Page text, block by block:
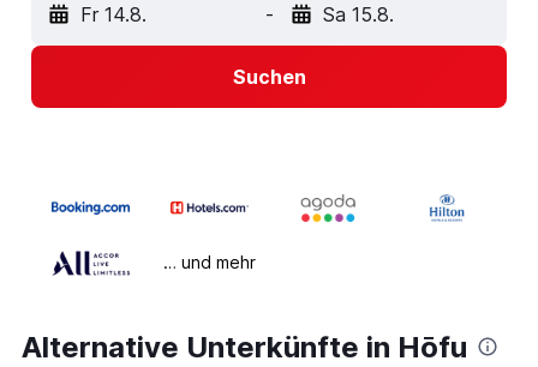
Fr 14.8. - Sa 15.8.
Suchen
… und mehr
Alternative Unterkünfte in Hōfu